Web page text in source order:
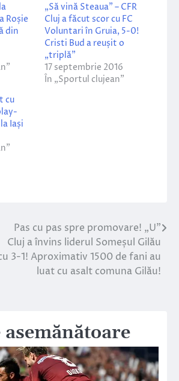
Roșie
din
„Să vină Steaua” – CFR
Cluj a făcut scor cu FC
Voluntari în Gruia, 5-0!
Cristi Bud a reușit o
„triplă”
17 septembrie 2016
În „Sportul clujean”
cu
Iași
Pas cu pas spre promovare! „U”
Cluj a învins liderul Someșul Gilău
3-1! Aproximativ 1500 de fani au
luat cu asalt comuna Gilău!